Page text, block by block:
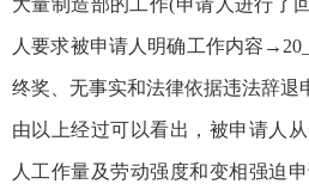
大量制造部的工作(申请人进行了
人要求被申请人明确工作内容
终奖、无事实和法律依据违法辞退
由以上经过可以看出，被申请人
人工作量及劳动强度和变相强迫